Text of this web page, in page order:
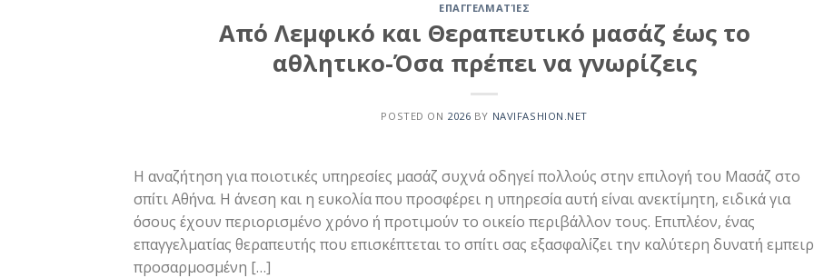
ΕΠΑΓΓΕΛΜΑΤΊΕΣ
Από Λεμφικό και Θεραπευτικό μασάζ έως το
αθλητικο-Όσα πρέπει να γνωρίζεις
POSTED ON 2026 BY NAVIFASHION.NET
Η αναζήτηση για ποιοτικές υπηρεσίες μασάζ συχνά οδηγεί πολλούς στην επιλογή του Μασάζ στο
σπίτι Αθήνα. Η άνεση και η ευκολία που προσφέρει η υπηρεσία αυτή είναι ανεκτίμητη, ειδικά για
όσους έχουν περιορισμένο χρόνο ή προτιμούν το οικείο περιβάλλον τους. Επιπλέον, ένας
επαγγελματίας θεραπευτής που επισκέπτεται το σπίτι σας εξασφαλίζει την καλύτερη δυνατή
προσαρμοσμένη […]